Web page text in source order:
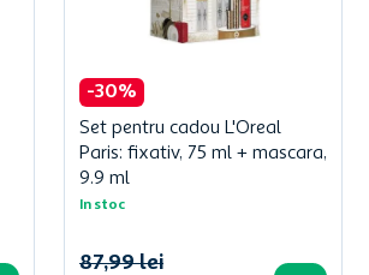
-30%
Set pentru cadou L'Oreal
Paris: fixativ, 75 ml + mascara,
9.9 ml
In stoc
87,99 lei